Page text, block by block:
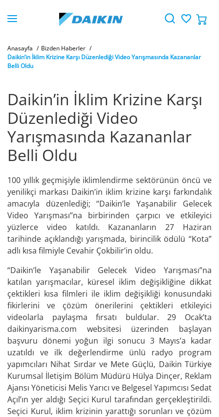
Anasayfa
Bizden Haberler
Daikin’in İklim Krizine Karşı Düzenlediği Video Yarışmasında Kazananlar
Belli Oldu
Daikin’in İklim Krizine Karşı
Düzenlediği Video
Yarışmasında Kazananlar
Belli Oldu
100 yıllık geçmişiyle iklimlendirme sektörünün öncü ve
yenilikçi markası Daikin’in iklim krizine karşı farkındalık
amacıyla düzenlediği; “Daikin’le Yaşanabilir Gelecek
Video Yarışması’’na birbirinden çarpıcı ve etkileyici
yüzlerce video katıldı. Kazananların 27 Haziran
tarihinde açıklandığı yarışmada, birincilik ödülü “Kota”
adlı kısa filmiyle Cevahir Çokbilir’in oldu.
“Daikin’le Yaşanabilir Gelecek Video Yarışması”na
katılan yarışmacılar, küresel iklim değişikliğine dikkat
çektikleri kısa filmleri ile iklim değişikliği konusundaki
fikirlerini ve çözüm önerilerini çektikleri etkileyici
videolarla paylaşma fırsatı buldular. 29 Ocak’ta
daikinyarisma.com websitesi üzerinden başlayan
başvuru dönemi yoğun ilgi sonucu 3 Mayıs’a kadar
uzatıldı ve ilk değerlendirme ünlü radyo program
yapımcıları Nihat Sırdar ve Mete Güçlü, Daikin Türkiye
Kurumsal İletişim Bölüm Müdürü Hülya Dinçer, Reklam
Ajansı Yöneticisi Melis Yarıcı ve Belgesel Yapımcısı Sedat
Açıl’ın yer aldığı Seçici Kurul tarafından gerçekleştirildi.
Seçici Kurul, iklim krizinin yarattığı sorunları ve çözüm